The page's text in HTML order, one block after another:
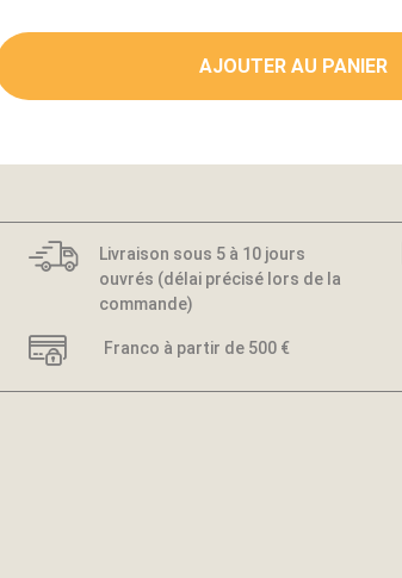
AJOUTER AU PANIER
Livraison sous 5 à 10 jours
ouvrés (délai précisé lors de la
commande)
Franco à partir de 500 €